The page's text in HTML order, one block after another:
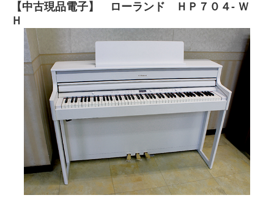
【中古現品電子】 ローランド ＨＰ７０４- Ｗ
Ｈ